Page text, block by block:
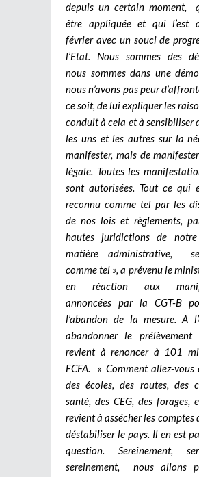
depuis un certain moment,
être appliquée et qui l’est
février avec un souci de
l’Etat. Nous sommes des
nous sommes dans une
nous n’avons pas peur
ce soit, de lui expliquer les
conduit à cela et à sensibiliser
les uns et les autres sur la
manifester, mais de
légale. Toutes les
sont autorisées. Tout ce qui
reconnu comme tel par les
de nos lois et règlements,
hautes juridictions de
matière administrative,
comme tel », a prévenu le
en réaction aux
annoncées par la CGT-B
l’abandon de la mesure. A
abandonner le prélèvement
revient à renoncer à 101
FCFA. « Comment allez-vous
des écoles, des routes, des
santé, des CEG, des forages,
revient à assécher les comptes
déstabiliser le pays. Il en est
question. Sereinement,
sereinement, nous allons